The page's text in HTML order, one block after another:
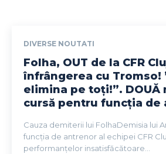
DIVERSE NOUTATI
Folha, OUT de la CFR
înfrângerea cu Tromso!
elimina pe toți!”. DOUĂ
cursă pentru funcția de
Cauza demiterii lui FolhaDemisia lui
funcția de antrenor al echipei CFR
performanțelor insatisfăcătoare...